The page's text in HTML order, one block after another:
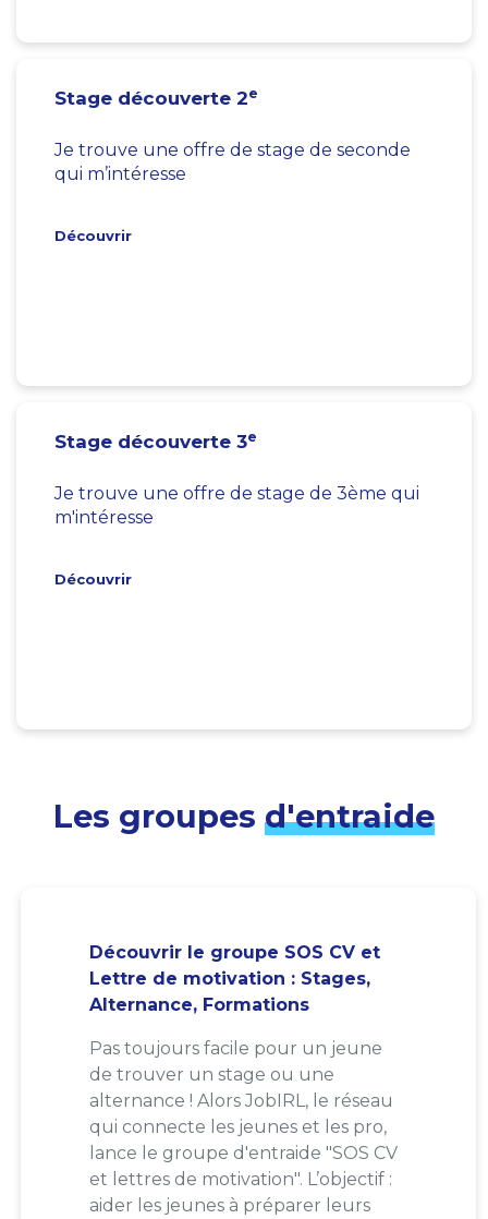
Stage découverte 2e
Je trouve une offre de stage de seconde
qui m’intéresse
Découvrir
Stage découverte 3e
Je trouve une offre de stage de 3ème qui
m'intéresse
Découvrir
Les groupes d'entraide
Découvrir le groupe SOS CV et
Lettre de motivation : Stages,
Alternance, Formations
Pas toujours facile pour un jeune
de trouver un stage ou une
alternance ! Alors JobIRL, le réseau
qui connecte les jeunes et les pro,
lance le groupe d'entraide "SOS CV
et lettres de motivation". L’objectif :
aider les jeunes à préparer leurs